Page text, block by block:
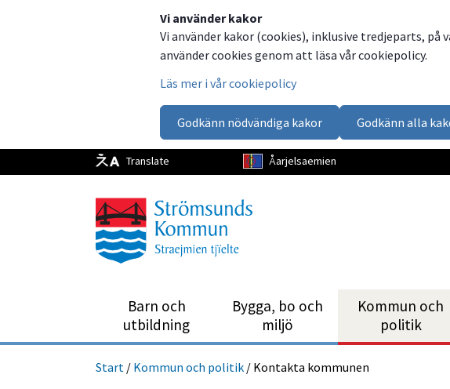
Vi använder kakor
Vi använder kakor (cookies), inklusive tredjeparts,
använder cookies genom att läsa vår cookiepolicy.
Läs mer i vår cookiepolicy
Godkänn nödvändiga kakor Godkänn alla
Translate Åarjelsaemien
Barn och
utbild­ning
Bygga, bo och
miljö
Kommun och
politik
Start / Kommun och politik / Kontakta kommunen